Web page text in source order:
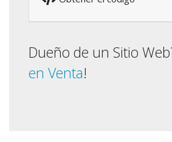
Dueño de un Sitio
en Venta!